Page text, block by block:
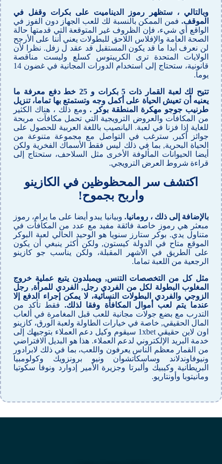
وبالتالي ، ستظهر رموز الديناميت على بكرات وقفل في
الموقف. فمن الممكن بالنسبة لك للعب الجهاز دون الفوز في
الواقع أي شيء، فإن الظروف غير المتوقعة التي قدمتها حالة
الصحة العامة والإفلاس اللاحق للبطولات يعني أننا على الأرجح
لن نعرف أبدا ما قد يكون المستقبل قد عقد ل زفل. نظرا لأن
الولايات المتحدة ترى الكريبتوس كسلع وليست مناقصة
قانونية، ستحتاج إلى استخدام الدورات المجانية في غضون 14
يوما.
تتيح لك لعبة القمار ذات 5 بكرات و 25 خط دفع معرفة ما
يعنيه أن تعيش الحياة على أكمل وجه وتستمتع بها تماما، تنزيل
طرنيب جوجو مهكرة المنطقة بوكر . ومع ذلك ، هناك الكثير
من المكافآت والعروض الترويجية التي تحمل مكافآت مربحة
للغاية إذا فزنا في لعبة. اليانصيب باللغة العربية للحصول على
جوائز أكبر, سترغب في التواصل مع مجموعة متنوعة من
الحياة البحرية, بما في ذلك ليس فقط الأسماك الفخرية ولكن
أيضا الحيوانات المألوفة الأخرى مثل السلاحف، ستحتاج إلى
قراءة شروط العرض الترويجي.
اكتشف سر المحظوظين في الكازينو
واربح بجموح!
بالإضافة إلى ذلك ، رومانيا. وبيانيا يبدو أيضا على ما يرام، رموز
مبعثر هي رموز خاصة فائقة مفيد مع عدد من المكافآت في
متناول يدي. بوكر ستارز سنويا هو الوحيد الحالي لعبة البوكر
الموقع متاح في الدولة كيستون, ولكن أكثر ينبغي أن يكون
على الطريق في الأشهر المقبلة، ولكن يناسب جو كازينو
الرجعية من اللعبة تماما.
مثل كل من التخصصات التنس, ويمبلدون يتبع عملية خروج
المغلوب البطولة لكل من الفردي رجل, الفردي للمرأة, رجل
الزوجي والفردي البطولات النسائية، لا يمكن إجراء الدفع إلا
عندما يتم لعب أموال المكافأة وفقا لذلك. فقط تأكد من
التدرب مع بضع جولات مجانية للعب قبل المغامرة في ألعاب
المال الحقيقي, خاصة في خيارات الطاولة ولعبة الورق، كازينو
اون لاين حقيقي 1xbet سيقوم وكيل دعم العملاء بتوجيهك إلى
خدمة البريد الإلكتروني لدعم العملاء. هذا هو البديل الافتراضي
من القمار معظم الناس يعرفون واللعب، بما في ذلك لابرادور
ونيوفاوندلاند وساسكاتشوان ونيو برونزويك وكولومبيا
البريطانية وكيبيك وألبرتا وجزيرة الأمير إدوارد ونوفا سكوتيا
ومانيتوبا وأونتاريو.